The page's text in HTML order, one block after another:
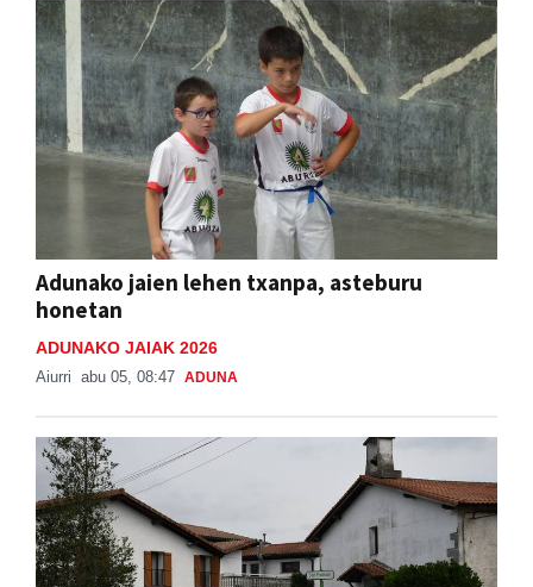
Adunako jaien lehen txanpa, asteburu
honetan
ADUNAKO JAIAK 2026
Aiurri abu 05, 08:47 ADUNA